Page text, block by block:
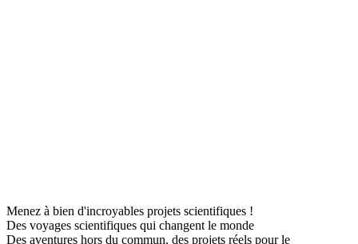
Menez à bien d'incroyables projets scientifiques !
Des voyages scientifiques qui changent le monde
Des aventures hors du commun, des projets réels pour le